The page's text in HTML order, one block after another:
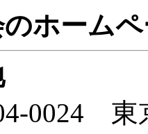
のホーム
東京